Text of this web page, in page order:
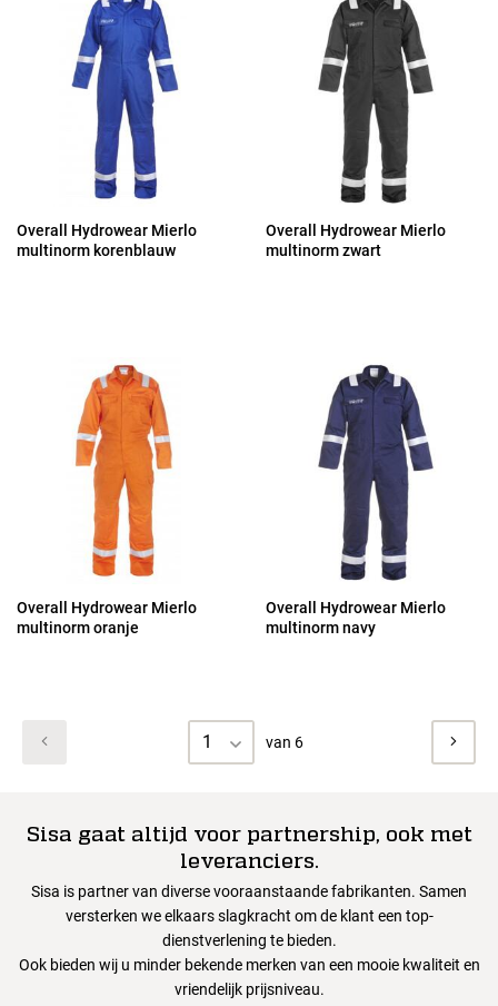
Overall Hydrowear Mierlo
multinorm korenblauw
Overall Hydrowear Mierlo
multinorm zwart
Overall Hydrowear Mierlo
multinorm oranje
Overall Hydrowear Mierlo
multinorm navy
1 van 6
Sisa gaat altijd voor partnership, ook met
leveranciers.
Sisa is partner van diverse vooraanstaande fabrikanten. Samen
versterken we elkaars slagkracht om de klant een top-
dienstverlening te bieden.
Ook bieden wij u minder bekende merken van een mooie kwaliteit en
vriendelijk prijsniveau.